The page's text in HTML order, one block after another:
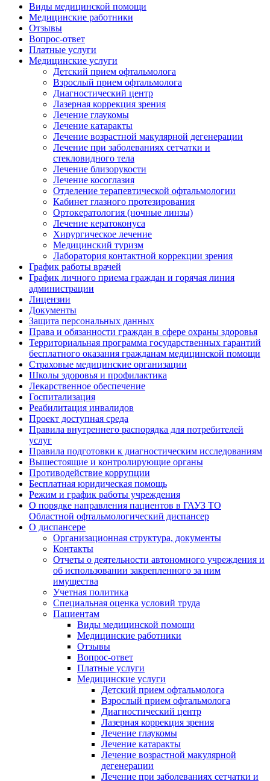
Виды медицинской помощи
Медицинские работники
Отзывы
Вопрос-ответ
Платные услуги
Медицинские услуги
Детский прием офтальмолога
Взрослый прием офтальмолога
Диагностический центр
Лазерная коррекция зрения
Лечение глаукомы
Лечение катаракты
Лечение возрастной макулярной дегенерации
Лечение при заболеваниях сетчатки и
стекловидного тела
Лечение близорукости
Лечение косоглазия
Отделение терапевтической офтальмологии
Кабинет глазного протезирования
Ортокератология (ночные линзы)
Лечение кератоконуса
Хирургическое лечение
Медицинский туризм
Лаборатория контактной коррекции зрения
График работы врачей
График личного приема граждан и горячая линия
администрации
Лицензии
Документы
Защита персональных данных
Права и обязанности граждан в сфере охраны здоровья
Территориальная программа государственных гарантий
бесплатного оказания гражданам медицинской помощи
Страховые медицинские организации
Школы здоровья и профилактика
Лекарственное обеспечение
Госпитализация
Реабилитация инвалидов
Проект доступная среда
Правила внутреннего распорядка для потребителей
услуг
Правила подготовки к диагностическим исследованиям
Вышестоящие и контролирующие органы
Противодействие коррупции
Бесплатная юридическая помощь
Режим и график работы учреждения
О порядке направления пациентов в ГАУЗ ТО
Областной офтальмологический диспансер
О диспансере
Организационная структура, документы
Контакты
Отчеты о деятельности автономного учреждения и
об использовании закрепленного за ним
имущества
Учетная политика
Специальная оценка условий труда
Пациентам
Виды медицинской помощи
Медицинские работники
Отзывы
Вопрос-ответ
Платные услуги
Медицинские услуги
Детский прием офтальмолога
Взрослый прием офтальмолога
Диагностический центр
Лазерная коррекция зрения
Лечение глаукомы
Лечение катаракты
Лечение возрастной макулярной
дегенерации
Лечение при заболеваниях сетчатки и